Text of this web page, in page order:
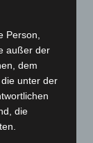
Person,
außer der
dem
unter der
die